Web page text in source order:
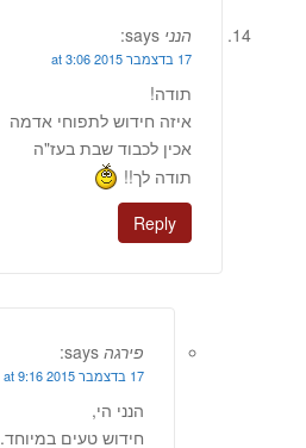
הנני says:
17 בדצמבר 2015 at 3:06
תודה!
איזה חידוש לתפוחי אדמה
אכין לכבוד שבת בעז"ה
תודה לך!!
Reply
פירגה says:
17 בדצמבר 2015 at 9:16
הנני הי,
חידוש טעים במיוחד.